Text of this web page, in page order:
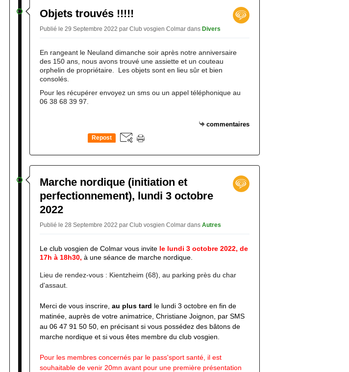
Objets trouvés !!!!!
Publié le 29 Septembre 2022 par Club vosgien Colmar dans Divers
En rangeant le Neuland dimanche soir après notre anniversaire
des 150 ans, nous avons trouvé une assiette et un couteau
orphelin de propriétaire. Les objets sont en lieu sûr et bien
consolés.
Pour les récupérer envoyez un sms ou un appel téléphonique au
06 38 68 39 97.
commentaires
Repost
Marche nordique (initiation et
perfectionnement), lundi 3 octobre
2022
Publié le 28 Septembre 2022 par Club vosgien Colmar dans Autres
Le club vosgien de Colmar vous invite le lundi 3 octobre 2022, de
17h à 18h30, à une séance de marche nordique.
Lieu de rendez-vous : Kientzheim (68), au parking près du char
d'assaut.
Merci de vous inscrire, au plus tard le lundi 3 octobre en fin de
matinée, auprès de votre animatrice, Christiane Joignon, par SMS
au 06 47 91 50 50, en précisant si vous possédez des bâtons de
marche nordique et si vous êtes membre du club vosgien
Pour les membres concernés par le pass'sport santé, il est
souhaitable de venir 20mn avant pour une première présentation